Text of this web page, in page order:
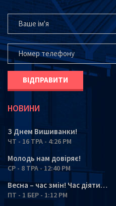
ВАШЕ ІМ'Я
ВАШ ТЕЛЕФОН*
НОВИНИ
З Днем Вишиванки!
ЧТ - 16 ТРА - 4:26 PM
Молодь нам довіряє!
СР - 8 ТРА - 12:40 PM
Весна – час змін! Час діяти…
ПТ - 1 БЕР - 1:12 PM